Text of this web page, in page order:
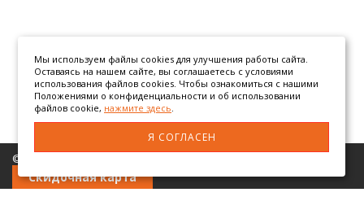
© 2026 ООО «АТЕГОМАН» грузовые автозапчасти
Скидочная карта
Мы используем файлы cookies для улучшения работы сайта.
Оставаясь на нашем сайте, вы соглашаетесь с условиями
использования файлов cookies. Чтобы ознакомиться с нашими
Положениями о конфиденциальности и об использовании
файлов cookie, нажмите здесь.
Я СОГЛАСЕН